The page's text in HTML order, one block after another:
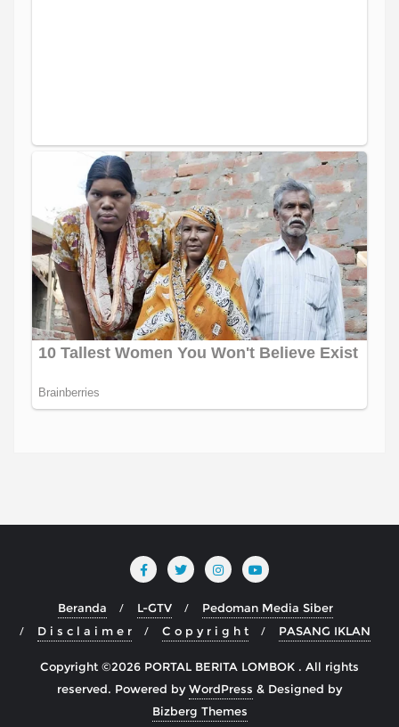
Beranda L-GTV
Pedoman Media Siber
D i s c l a i m e r
C o p y r i g h t PASANG IKLAN
Copyright ©2026 PORTAL BERITA LOMBOK . All rights
reserved. Powered byWordPress & Designed by
Bizberg Themes